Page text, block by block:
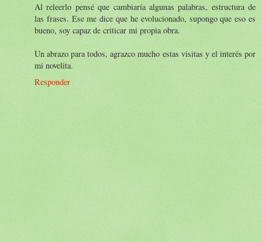
Al releerlo pensé que cambiaría algunas palabras, estructura de
las frases. Ese me dice que he evolucionado, supongo que eso es
bueno, soy capaz de criticar mi propia obra.
Un abrazo para todos, agrazco mucho estas visitas y el interés por
mi novelita.
Responder